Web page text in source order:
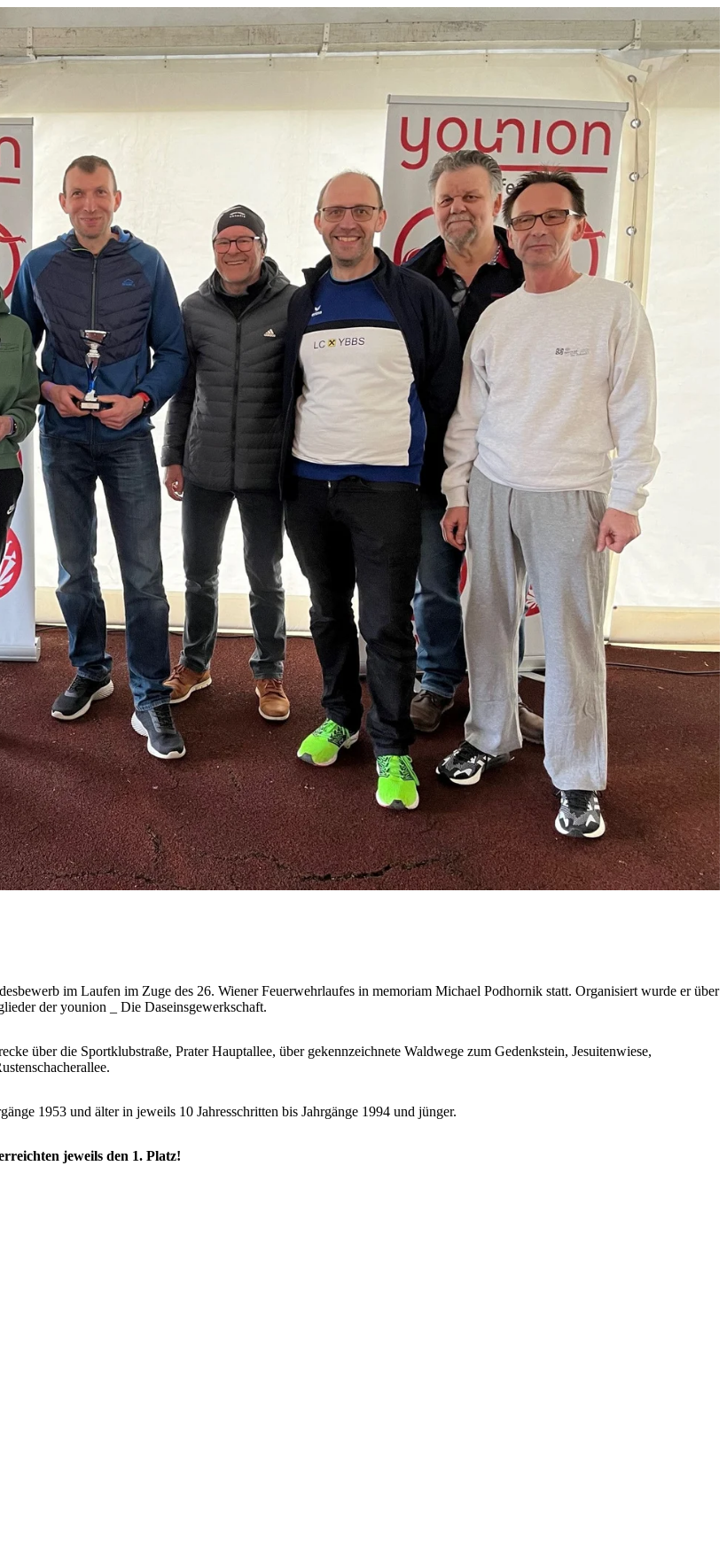
im Laufen im Zuge des 26. Wiener Feuerwehrlaufes in memoriam Michael Podhornik statt. Organisiert wurde er über
der younion _ Die Daseinsgewerkschaft.
über die Sportklubstraße, Prater Hauptallee, über gekennzeichnete Waldwege zum Gedenkstein, Jesuitenwiese,
1953 und älter in jeweils 10 Jahresschritten bis Jahrgänge 1994 und jünger.
jeweils den 1. Platz!